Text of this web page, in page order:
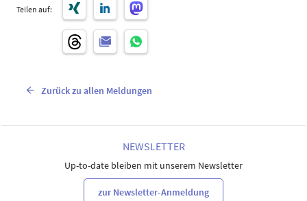
Teilen auf:
Zurück zu allen Meldungen
NEWSLETTER
Up-to-date bleiben mit unserem Newsletter
zur Newsletter-Anmeldung